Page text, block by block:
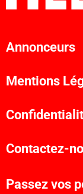
Annonceurs
Mentions
Contactez-
Passez vos